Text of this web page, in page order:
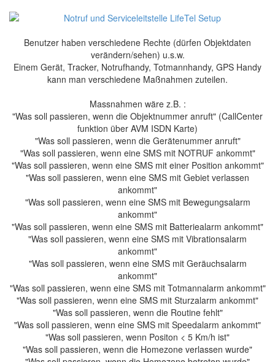
Benutzer haben verschiedene Rechte (dürfen Objektdaten
verändern/sehen) u.s.w.
Einem Gerät, Tracker, Notrufhandy, Totmannhandy, GPS Handy
kann man verschiedene Maßnahmen zuteilen.
Massnahmen wäre z.B. :
"Was soll passieren, wenn die Objektnummer anruft" (CallCenter
funktion über AVM ISDN Karte)
"Was soll passieren, wenn die Gerätenummer anruft"
"Was soll passieren, wenn eine SMS mit NOTRUF ankommt"
"Was soll passieren, wenn eine SMS mit einer Position ankommt"
"Was soll passieren, wenn eine SMS mit Gebiet verlassen
ankommt"
"Was soll passieren, wenn eine SMS mit Bewegungsalarm
ankommt"
"Was soll passieren, wenn eine SMS mit Batteriealarm ankommt"
"Was soll passieren, wenn eine SMS mit Vibrationsalarm
ankommt"
"Was soll passieren, wenn eine SMS mit Geräuchsalarm
ankommt"
"Was soll passieren, wenn eine SMS mit Totmannalarm ankommt"
"Was soll passieren, wenn eine SMS mit Sturzalarm ankommt"
"Was soll passieren, wenn die Routine fehlt"
"Was soll passieren, wenn eine SMS mit Speedalarm ankommt"
"Was soll passieren, wenn Positon < 5 Km/h ist"
"Was soll passieren, wenn die Homezone verlassen wurde"